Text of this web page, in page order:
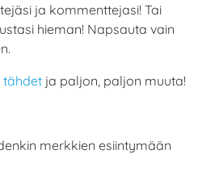
ja kommenttejasi! Tai
hieman! Napsauta vain
tähdet ja paljon, paljon muuta!
merkkien esiintymään